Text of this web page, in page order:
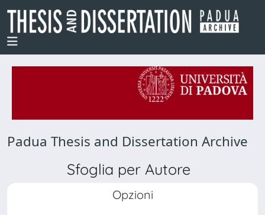
Padua Thesis and Dissertation Archive
Sfoglia per Autore
Opzioni